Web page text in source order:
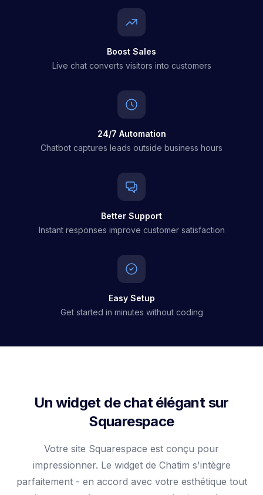
Boost Sales
Live chat converts visitors into customers
24/7 Automation
Chatbot captures leads outside business hours
Better Support
Instant responses improve customer satisfaction
Easy Setup
Get started in minutes without coding
Un widget de chat élégant sur
Squarespace
Votre site Squarespace est conçu pour
impressionner. Le widget de Chatim s'intègre
parfaitement - en accord avec votre esthétique tout